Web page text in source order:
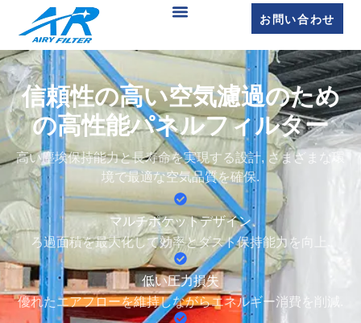
お問い合わせ
信頼性の高い空気濾過のため
の高性能パネルフィルター
高い塵埃保持能力と長寿命を実現する設計, さまざまな環
境で最適な空気品質を確保.
マルチポケットデザイン
ろ過面積を最大化して効率とダスト保持能力を向上.
低い圧力損失
優れたエアフローを維持しながらエネルギー消費を削減.